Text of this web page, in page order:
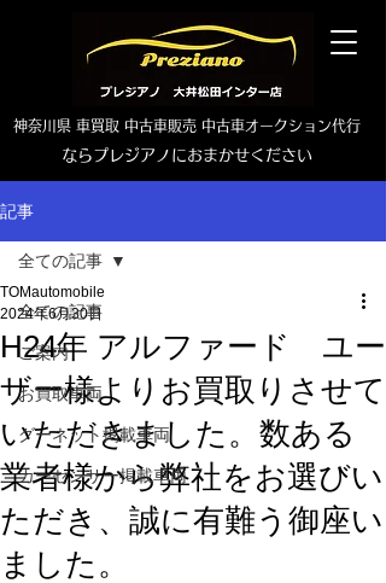
神奈川県 車買取 中古車販売 中古車オークション代行
ならプレジアノにおまかせください
TEL0465-46-6667
記事
全ての記事
ご案内
お買取車両
グーネット掲載車両
カーセンサー掲載車両
全ての記事
H24年 アルファード ユー
ザー様よりお買取りさせて
いただきました。数ある
業者様から弊社をお選びい
ただき、誠に有難う御座い
ました。
TOMautomobile
2024年6月30日